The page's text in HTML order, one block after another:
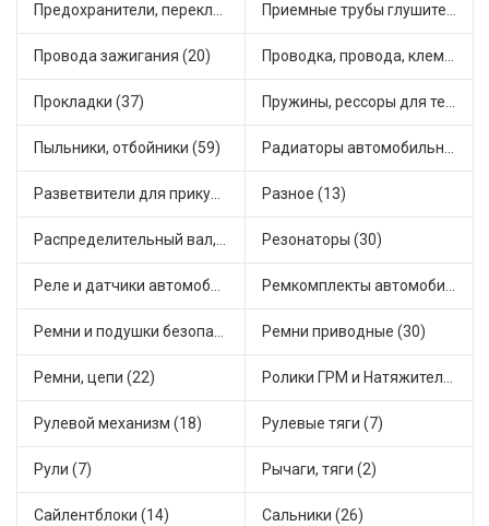
Предохранители, переключатели, кнопки автомобильные (68) Приемные трубы глушителя (8)
Провода зажигания (20) Проводка, провода, клеммы и разъемы (24)
Прокладки (37) Пружины, рессоры для техники (14)
Пыльники, отбойники (59) Радиаторы автомобильные (17)
Разветвители для прикуривателя (5) Разное (13)
Распределительный вал, шестерни распределительного (8) Резонаторы (30)
Реле и датчики автомобильные (139) Ремкомплекты автомобильные (78)
Ремни и подушки безопасности (6) Ремни приводные (30)
Ремни, цепи (22) Ролики ГРМ и Натяжители (29)
Рулевой механизм (18) Рулевые тяги (7)
Рули (7) Рычаги, тяги (2)
Сайлентблоки (14) Сальники (26)